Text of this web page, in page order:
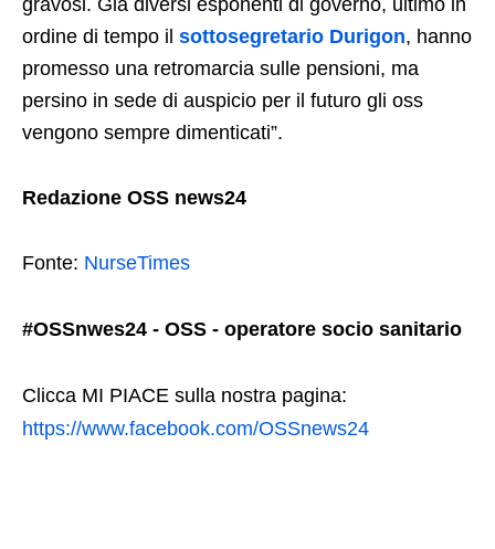
ordine di tempo il sottosegretario Durigon, hanno
promesso una retromarcia sulle pensioni, ma
persino in sede di auspicio per il futuro gli oss
vengono sempre dimenticati”.
Redazione OSS news24
Fonte: NurseTimes
#OSSnwes24 - OSS - operatore socio sanitario
Clicca MI PIACE sulla nostra pagina:
https://www.facebook.com/OSSnews24